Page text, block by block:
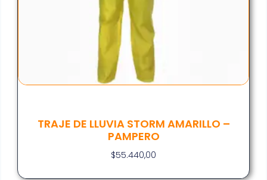
TRAJE DE LLUVIA STORM AMARILLO –
PAMPERO
$55.440,00